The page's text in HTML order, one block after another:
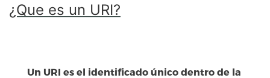
¿Que es un URI?
Un URI es el identificado único dentro de la